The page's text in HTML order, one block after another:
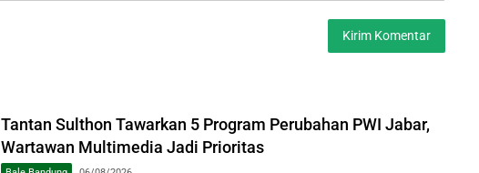
Tantan Sulthon Tawarkan 5 Program Perubahan PWI Jabar,
Wartawan Multimedia Jadi Prioritas